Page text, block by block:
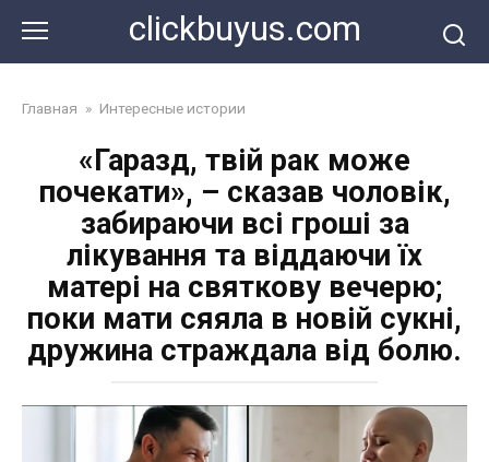
контенту
clickbuyus.com
Главная » Интересные истории
«Гаразд, твій рак може
почекати», – сказав чоловік,
забираючи всі гроші за
лікування та віддаючи їх
матері на святкову вечерю;
поки мати сяяла в новій сукні,
дружина страждала від болю.